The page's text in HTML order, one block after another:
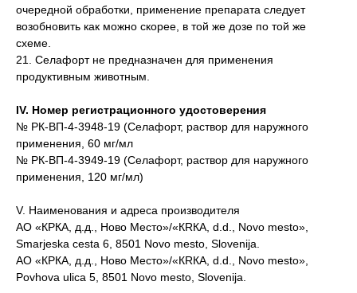
очередной обработки, применение препарата следует
возобновить как можно скорее, в той же дозе по той же
схеме.
21. Селафорт не предназначен для применения
продуктивным животным.
IV. Номер регистрационного удостоверения
№ РК-ВП-4-3948-19 (Селафорт, раствор для наружного
применения, 60 мг/мл
№ РК-ВП-4-3949-19 (Селафорт, раствор для наружного
применения, 120 мг/мл)
V. Наименования и адреса производителя
АО «КРКА, д.д., Ново Место»/«КRКA, d.d., Novo mesto»,
Smarjeska cesta 6, 8501 Novo mesto, Slovenija.
АО «КРКА, д.д., Ново Место»/«КRКA, d.d., Novo mesto»,
Povhova ulica 5, 8501 Novo mesto, Slovenija.